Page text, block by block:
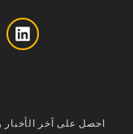
احصل على آخر الأخبار